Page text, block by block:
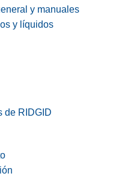
y manuales
y líquidos
de RIDGID